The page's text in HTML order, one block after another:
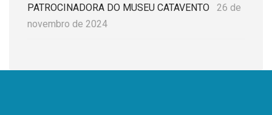
PATROCINADORA DO MUSEU CATAVENTO
26 de
novembro de 2024